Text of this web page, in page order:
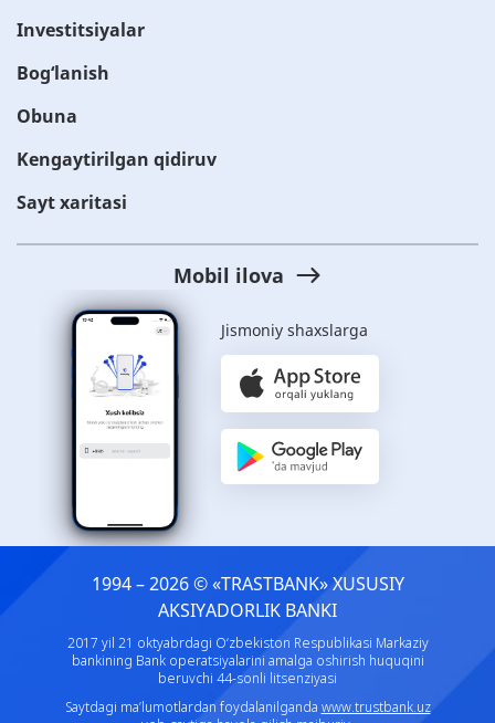
Investitsiyalar
Bog‘lanish
Obuna
Kengaytirilgan qidiruv
Sayt xaritasi
Mobil ilova
Jismoniy shaxslarga
1994 – 2026 © «TRASTBANK» ХUSUSIY
AKSIYADORLIK BANKI
2017 yil 21 oktyabrdagi O‘zbekiston Respublikasi Markaziy
bankining Bank operatsiyalarini amalga oshirish huquqini
beruvchi 44-sonli litsenziyasi
Saytdagi ma’lumotlardan foydalanilganda www.trustbank.uz